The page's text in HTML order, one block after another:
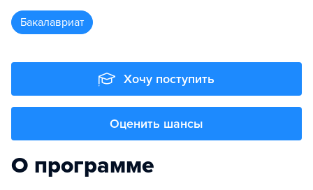
бакалавриат
Хочу поступить
Оценить шансы
О программе